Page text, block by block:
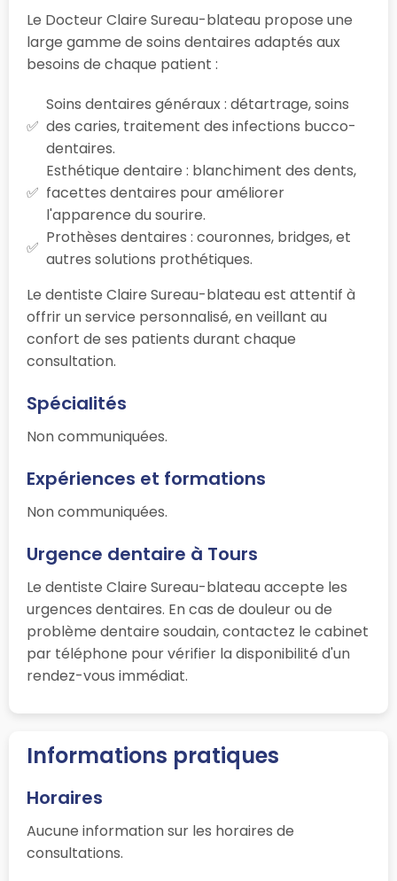
Le Docteur Claire Sureau-blateau propose une
large gamme de soins dentaires adaptés aux
besoins de chaque patient :
Soins dentaires généraux : détartrage, soins
des caries, traitement des infections bucco-
dentaires.
Esthétique dentaire : blanchiment des dents,
facettes dentaires pour améliorer
l'apparence du sourire.
Prothèses dentaires : couronnes, bridges, et
autres solutions prothétiques.
Le dentiste Claire Sureau-blateau est attentif à
offrir un service personnalisé, en veillant au
confort de ses patients durant chaque
consultation.
Spécialités
Non communiquées.
Expériences et formations
Non communiquées.
Urgence dentaire à Tours
Le dentiste Claire Sureau-blateau accepte les
urgences dentaires. En cas de douleur ou de
problème dentaire soudain, contactez le cabinet
par téléphone pour vérifier la disponibilité d'un
rendez-vous immédiat.
Informations pratiques
Horaires
Aucune information sur les horaires de
consultations.